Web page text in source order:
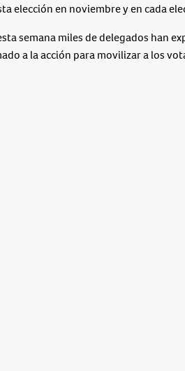
elección en noviembre y en cada
semana miles de delegados han
a la acción para movilizar a los